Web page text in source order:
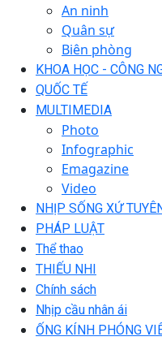
An ninh
Quân sự
Biên phòng
KHOA HỌC - CÔNG
QUỐC TẾ
MULTIMEDIA
Photo
Infographic
Emagazine
Video
NHỊP SỐNG XỨ
PHÁP LUẬT
Thể thao
THIẾU NHI
Chính sách
Nhịp cầu nhân ái
ỐNG KÍNH PHÓNG